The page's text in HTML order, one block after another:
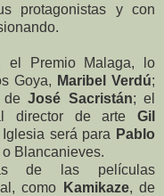
protagonistas y con
el Premio Malaga, lo
Goya, Maribel Verdú;
deJosé Sacristán; el
director de arte Gil
será para Pablo
Blancanieves.
de las películas
como
Kamikaze, de